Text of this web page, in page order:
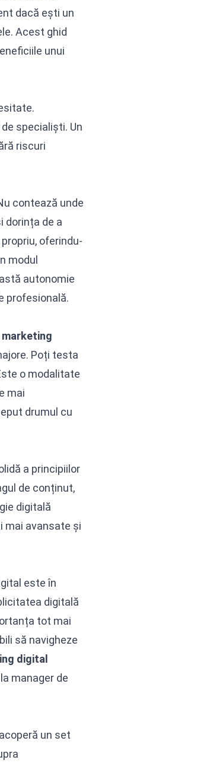
dacă ești un
Acest ghid
unui
specialiști. Un
riscuri
contează unde
dorința de a
oferindu-
modul
autonomie
profesională.
Poți testa
o modalitate
mai
drumul cu
a principiilor
de conținut,
digitală
mai avansate și
este în
digitală
tot mai
să navigheze
digital
manager de
un set